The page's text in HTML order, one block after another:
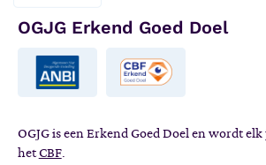
OGJG Erkend Goed Doel
OGJG is een Erkend Goed Doel en wordt
hetCBF.